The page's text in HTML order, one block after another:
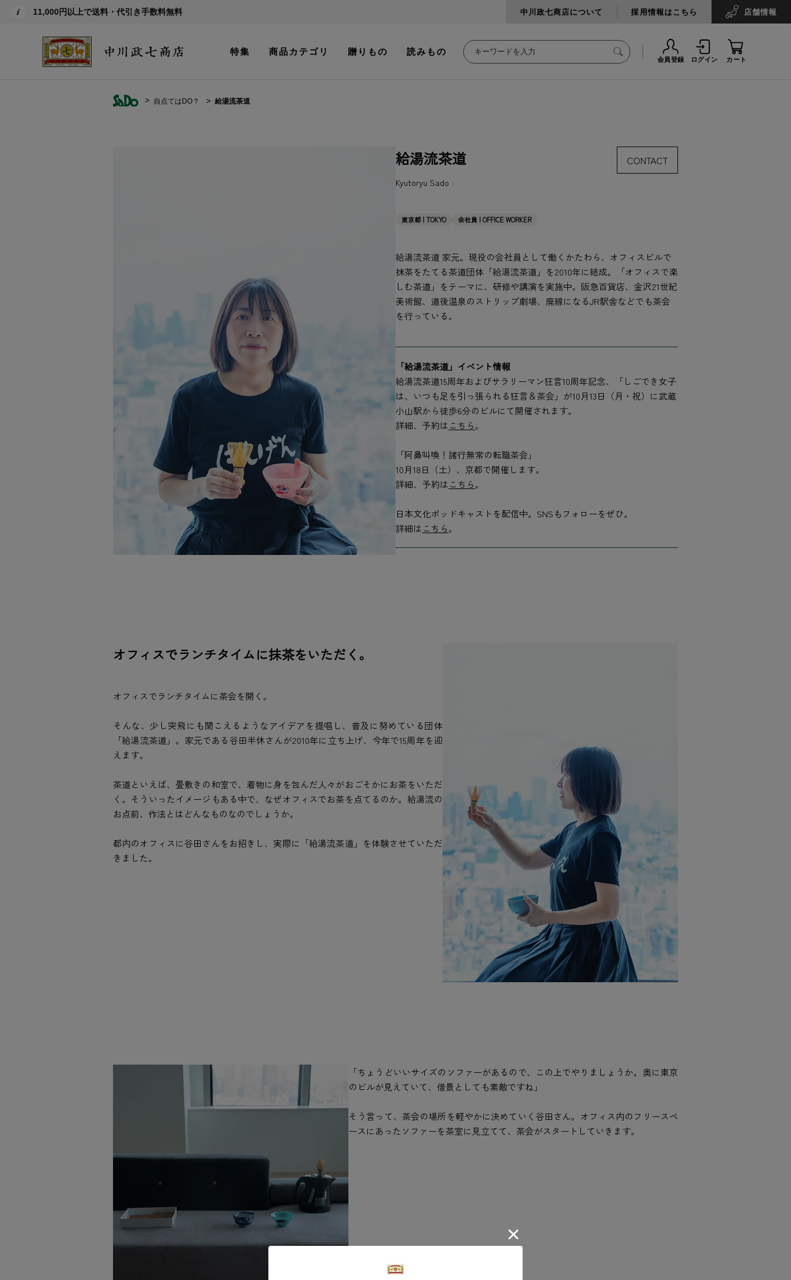
11,000円以上で送料・代引き手数料無料 中川政七商店について 採用情報はこちら 店舗情報
特集 商品カテゴリ 贈りもの 読みもの
会員登録 ログイン カート
自点てはDO？ 給湯流茶道
給湯流茶道
Kyutoryu Sado
東京都 | TOKYO 会社員 | OFFICE WORKER
給湯流茶道 家元。現役の会社員として働くかたわら、オフィスビルで
抹茶をたてる茶道団体「給湯流茶道」を2010年に結成。「オフィスで楽
しむ茶道」をテーマに、研修や講演を実施中。阪急百貨店、金沢21世紀
美術館、道後温泉のストリップ劇場、廃線になるJR駅舎などでも茶会
を行っている。
「給湯流茶道」イベント情報
給湯流茶道15周年およびサラリーマン狂言10周年記念、「しごでき女子
は、いつも足を引っ張られる狂言＆茶会」が10月13日（月・祝）に武蔵
小山駅から徒歩6分のビルにて開催されます。
詳細、予約は こちら。
「阿鼻叫喚！諸行無常の転職茶会」
10月18日（土）、京都で開催します。
詳細、予約は こちら。
日本文化ポッドキャストを配信中。SNSもフォローをぜひ。
詳細は こちら。
CONTACT
オフィスでランチタイムに抹茶をいただく。
オフィスでランチタイムに茶会を開く。
そんな、少し突飛にも聞こえるようなアイデアを提唱し、普及に努めている団体
「給湯流茶道」。家元である谷田半休さんが2010年に立ち上げ、今年で15周年を迎
えます。
茶道といえば、畳敷きの和室で、着物に身を包んだ人々がおごそかにお茶をいただ
く。そういったイメージもある中で、なぜオフィスでお茶を点てるのか。給湯流の
お点前、作法とはどんなものなのでしょうか。
都内のオフィスに谷田さんをお招きし、実際に「給湯流茶道」を体験させていただ
きました。
「ちょうどいいサイズのソファーがあるので、この上でやりましょうか。奥に東京
のビルが見えていて、借景としても素敵ですね」
そう言って、茶会の場所を軽やかに決めていく谷田さん。オフィス内のフリースペ
ースにあったソファーを茶室に見立てて、茶会がスタートしていきます。